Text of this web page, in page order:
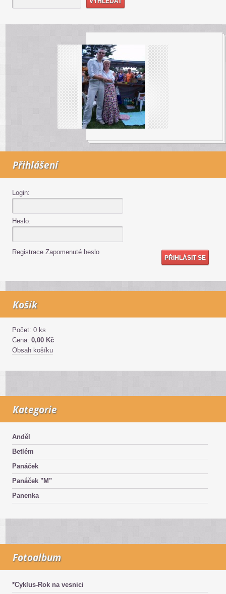
Přihlášení
Login:
Heslo:
Registrace Zapomenuté heslo
Košík
Počet: 0 ks
Cena: 0,00 Kč
Obsah košíku
Kategorie
Anděl
Betlém
Panáček
Panáček "M"
Panenka
Fotoalbum
*Cyklus-Rok na vesnici